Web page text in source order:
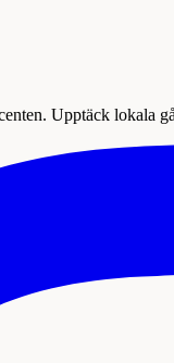
Upptäck lokala